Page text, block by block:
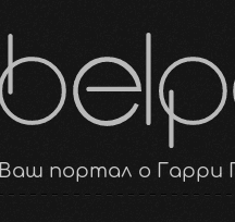
Ваш портал о Гарри